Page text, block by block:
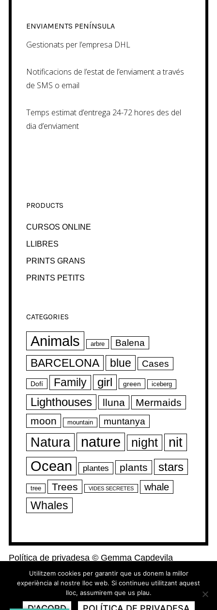
ENVIAMENTS PENÍNSULA
Gestionats per l’empresa DHL
Notificacions de l’estat de l’enviament a través
de SMS o email
Temps estimat d’entrega 24-72 hores des del
dia d’enviament
PRODUCTS
CURSOS ONLINE
LLIBRES
PRINTS GRANS
PRINTS PETITS
CATEGORIES
Animals arbre Balena
BARCELONA blue Cases
Dofí Family girl green iceberg
Lighthouses lluna
Mermaids
moon
mountain muntanya
Natura nature night nit
Ocean plantes plants stars
tree Trees VIDES SECRETES whale
Whales
Política de privadesa © Gemma Capdevila
Utilitzem cookies per garantir que us donem la millor
experiència al nostre lloc web. Si continueu utilitzant aquest
lloc, assumirem que us plau.